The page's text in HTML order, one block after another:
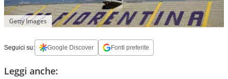
Getty Images
Seguici su: Google Discover Fonti preferite
Leggi anche: